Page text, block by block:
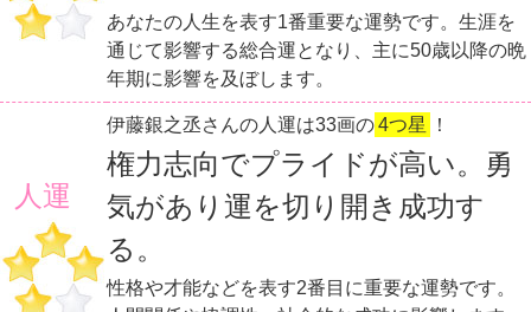
あなたの人生を表す1番重要な運勢です。生涯を
通じて影響する総合運となり、主に50歳以降の晩
年期に影響を及ぼします。
人運
伊藤銀之丞さんの人運は33画の4つ星 ！
権力志向でプライドが高い。勇
気があり運を切り開き成功す
る。
性格や才能などを表す2番目に重要な運勢です。